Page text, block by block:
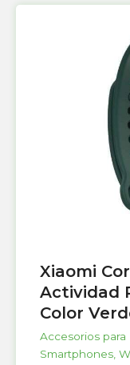
Xiaomi
Actividad
Color
Accesorios para
Smartphones